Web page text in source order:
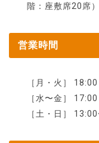
階：座敷席20席）
営業時間
［月・火］
［水〜金］
［土・日］